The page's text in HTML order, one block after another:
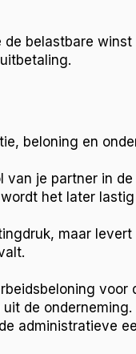
belastbare winst
beloning en
je partner in
het later
maar
voor
de
administratieve